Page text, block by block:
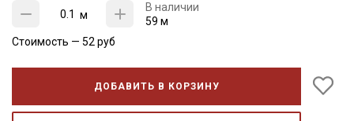
м
В наличии
59 м
Стоимость — 52 руб
ДОБАВИТЬ В КОРЗИНУ